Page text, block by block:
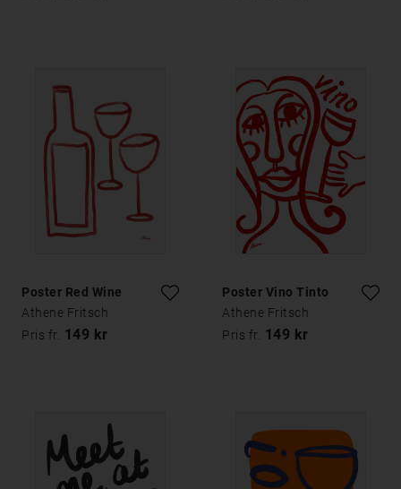
Poster Red Wine
Athene Fritsch
Pris fr. 149 kr
Poster Vino Tinto
Athene Fritsch
Pris fr. 149 kr